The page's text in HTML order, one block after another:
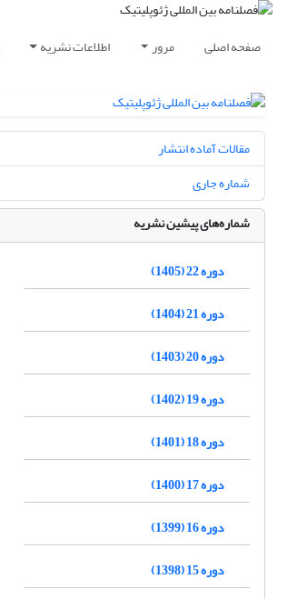
صفحه اصلی مرور اطلاعات نشریه
مقالات آماده انتشار
شماره جاری
شماره‌های پیشین نشریه
دوره 22 (1405)
دوره 21 (1404)
دوره 20 (1403)
دوره 19 (1402)
دوره 18 (1401)
دوره 17 (1400)
دوره 16 (1399)
دوره 15 (1398)